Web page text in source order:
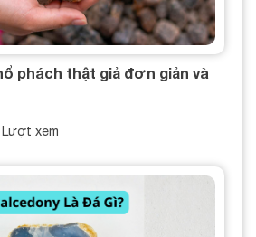
phách thật giả đơn giản và
xem